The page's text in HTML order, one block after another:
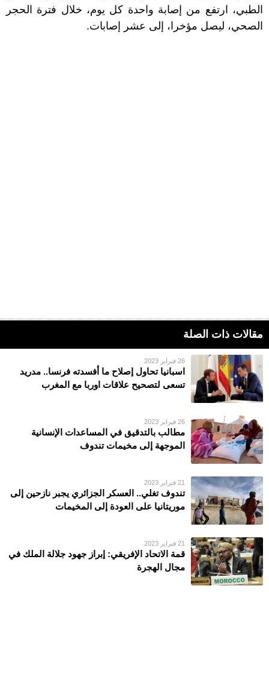
الطبي، ارتفع من إصابة واحدة كل يوم، خلال فترة الحجر
الصحي، ليصل مؤخرا، إلى عشر إصابات.
مقالات ذات الصلة
26 فبراير 2023
اسبانيا تحاول إصلاح ما أفسدته فرنسا.. مدريد
تسعى لتصحيح علاقات اوربا مع المغرب
26 فبراير 2023
مطالب بالتدقيق في المساعدات الإنسانية
الموجهة إلى مخيمات تندوف
21 فبراير 2023
تندوف تغلي.. العسكر الجزائري يجبر نازحين إلى
موريتانيا على العودة إلى المخيمات
21 فبراير 2023
قمة الاتحاد الإفريقي: إبراز جهود جلالة الملك في
مجال الهجرة